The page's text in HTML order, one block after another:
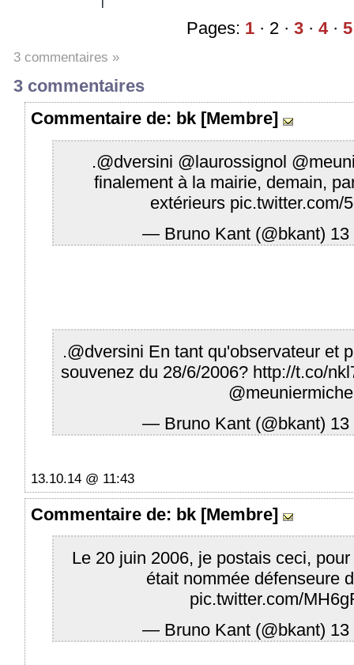
Pages: 1 · 2 ·3 ·4·5
3 commentaires »
3 commentaires
Commentaire de: bk [Membre]
.@dversini @laurossignol
finalement à la mairie, demain,
extérieurs pic.twitter.com/
— Bruno Kant (@bkant) 13
.@dversini En tant qu'observateur et
souvenez du 28/6/2006? http://t.co/
— Bruno Kant (@bkant) 13
13.10.14 @ 11:43
Commentaire de: bk [Membre]
Le 20 juin 2006, je postais ceci,
était nommée défenseure
pic.twitter.com/
— Bruno Kant (@bkant) 13